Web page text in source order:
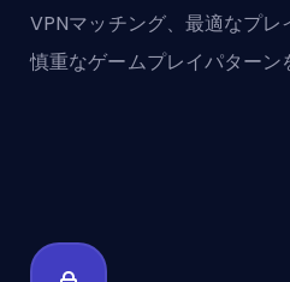
VPNマッチング、最適なプレ
慎重なゲームプレイパターン